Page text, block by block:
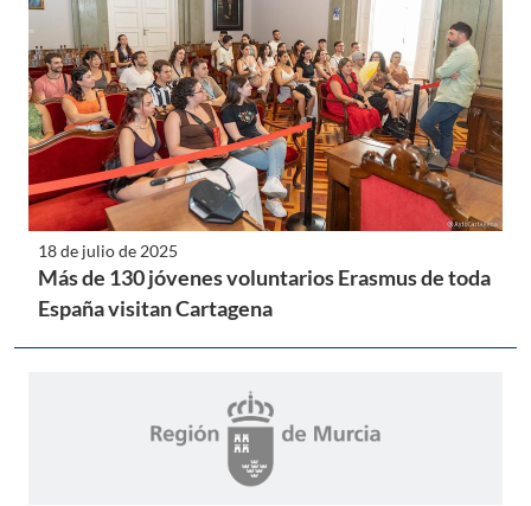
18 de julio de 2025
Más de 130 jóvenes voluntarios Erasmus de toda
España visitan Cartagena